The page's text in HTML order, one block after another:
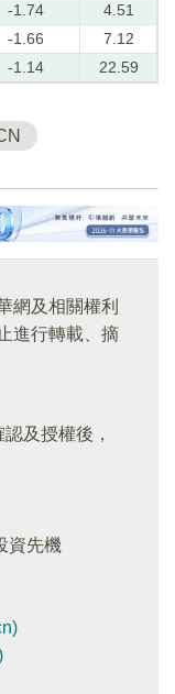
-1.74
4.51
-1.66
7.12
-1.14 22.59
網及相關權利
進行轉載、摘
認及授權後，
資先機